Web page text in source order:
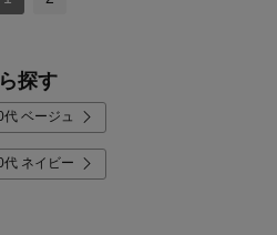
探す
ベージュ
ネイビー